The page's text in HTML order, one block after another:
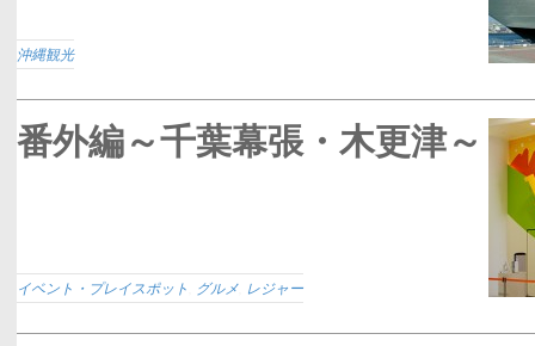
沖縄観光
番外編～千葉幕張・木更津～
イベント・プレイスポット グルメ レジャー